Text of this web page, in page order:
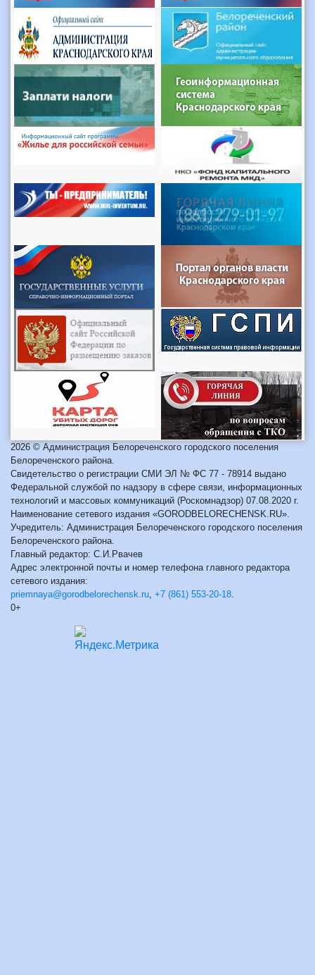
2026 © Администрация Белореченского городского поселения
Белореченского района.
Свидетельство о регистрации СМИ ЭЛ № ФС 77 - 78914 выдано
Федеральной службой по надзору в сфере связи, информационных
технологий и массовых коммуникаций (Роскомнадзор) 07.08.2020 г.
Наименование сетевого издания «GORODBELORECHENSK.RU».
Учредитель: Администрация Белореченского городского поселения
Белореченского района.
Главный редактор: С.И.Рвачев
Адрес электронной почты и номер телефона главного редактора
сетевого издания:
priemnaya@gorodbelorechensk.ru +7 (861) 553-20-18
0+